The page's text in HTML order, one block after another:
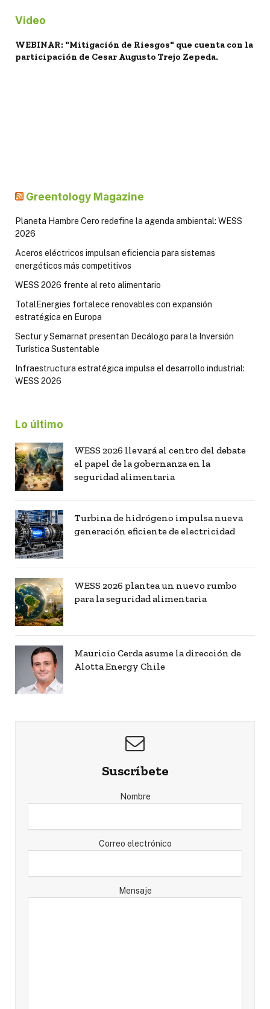
Video
WEBINAR: "Mitigación de Riesgos" que cuenta con la
participación de Cesar Augusto Trejo Zepeda.
Greentology Magazine
Planeta Hambre Cero redefine la agenda ambiental: WESS
2026
Aceros eléctricos impulsan eficiencia para sistemas
energéticos más competitivos
WESS 2026 frente al reto alimentario
TotalEnergies fortalece renovables con expansión
estratégica en Europa
Sectur y Semarnat presentan Decálogo para la Inversión
Turística Sustentable
Infraestructura estratégica impulsa el desarrollo industrial:
WESS 2026
Lo último
WESS 2026 llevará al centro del debate
el papel de la gobernanza en la
seguridad alimentaria
Turbina de hidrógeno impulsa nueva
generación eficiente de electricidad
WESS 2026 plantea un nuevo rumbo
para la seguridad alimentaria
Mauricio Cerda asume la dirección de
Alotta Energy Chile
Suscríbete
Nombre
Correo electrónico
Mensaje